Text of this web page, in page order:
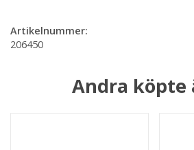
Artikelnummer:
206450
Andra köpte